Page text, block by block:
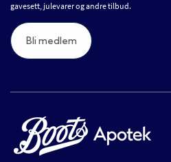
gavesett, julevarer og andre tilbud.
Bli medlem